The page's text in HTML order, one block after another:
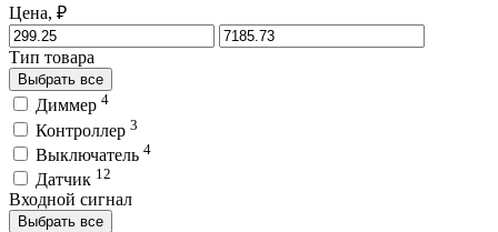
Цена, ₽
Тип товара
Выбрать все
Диммер 4
Контроллер 3
Выключатель 4
Датчик 12
Входной сигнал
Выбрать все